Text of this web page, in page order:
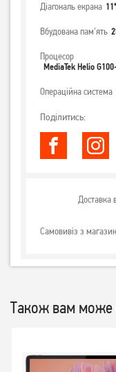
Діагональ екрана 11"
Вбудована пам'ять
Процесор
MediaTek Helio
Операційна система
Поділитись:
Доставка
Самовивіз з
Також вам може